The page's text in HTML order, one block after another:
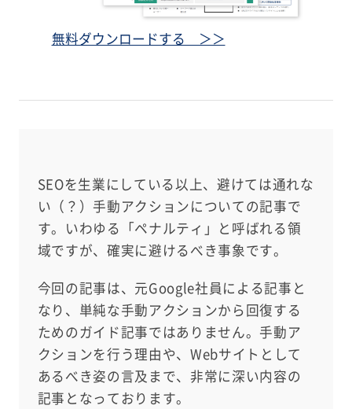
無料ダウンロードする ＞＞
SEOを生業にしている以上、避けては通れな
い（？）手動アクションについての記事で
す。いわゆる「ペナルティ」と呼ばれる領
域ですが、確実に避けるべき事象です。
今回の記事は、元Google社員による記事と
なり、単純な手動アクションから回復する
ためのガイド記事ではありません。手動ア
クションを行う理由や、Webサイトとして
あるべき姿の言及まで、非常に深い内容の
記事となっております。